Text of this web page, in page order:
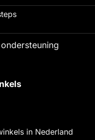
in Nederland